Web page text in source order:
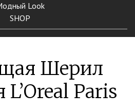
Look
SHOP
Шерил
Paris